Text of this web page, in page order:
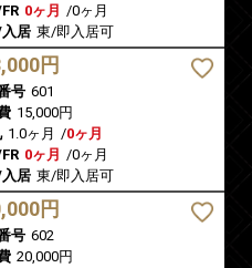
0ヶ月 /0ヶ月
居 東/即入居可
円
号 601
15,000円
1.0ヶ月 /0ヶ月
0ヶ月 /0ヶ月
居 東/即入居可
円
号 602
20,000円